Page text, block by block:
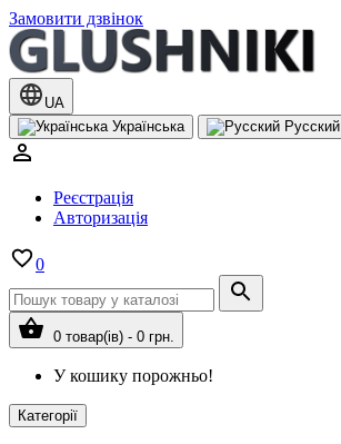
Замовити дзвінок
UA
Українська
Русский
Реєстрація
Авторизація
0
0 товар(ів) - 0 грн.
У кошику порожньо!
Категорії